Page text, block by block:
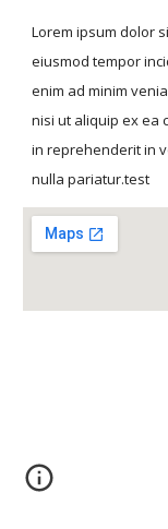
Lorem ipsum dolor
eiusmod tempor
enim ad minim
nisi ut aliquip ex ea
in reprehenderit in
nulla pariatur.test